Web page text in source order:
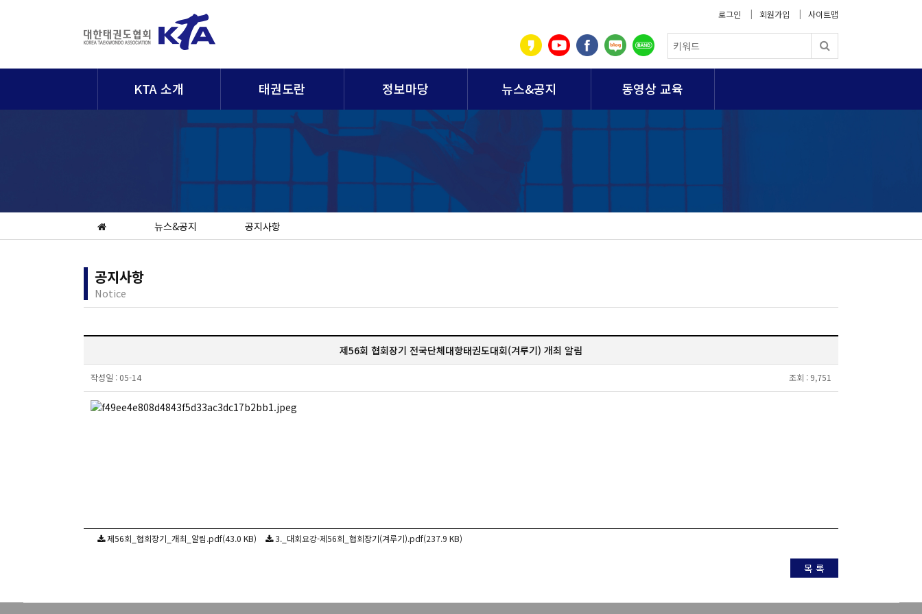
로그인 회원가입 사이트맵
KTA 소개 태권도란 정보마당 뉴스&공지 동영상 교육
뉴스&공지 공지사항
공지사항
Notice
제56회 협회장기 전국단체대항태권도대회(겨루기) 개최 알림
작성일 : 05-14 조회 : 9,751
제56회_협회장기_개최_알림.pdf(43.0 KB) 3._대회요강-제56회_협회장기(겨루기).pdf(237.9 KB)
목 록